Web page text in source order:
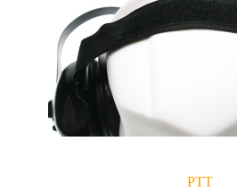
PTT